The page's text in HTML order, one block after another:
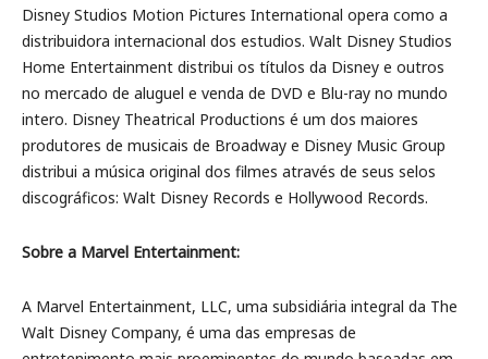
Disney Studios Motion Pictures International opera como a
distribuidora internacional dos estudios. Walt Disney Studios
Home Entertainment distribui os títulos da Disney e outros
no mercado de aluguel e venda de DVD e Blu-ray no mundo
intero. Disney Theatrical Productions é um dos maiores
produtores de musicais de Broadway e Disney Music Group
distribui a música original dos filmes através de seus selos
discográficos: Walt Disney Records e Hollywood Records.
Sobre a Marvel Entertainment:
A Marvel Entertainment, LLC, uma subsidiária integral da The
Walt Disney Company, é uma das empresas de